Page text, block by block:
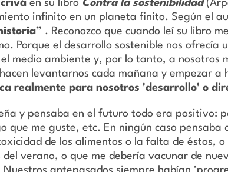
en su libro Contra la sostenibilidad
infinito en un planeta finito. Según el
. Reconozco que cuando leí su libro
Porque el desarrollo sostenible nos ofrecía
medio ambiente y, por lo tanto, a nosotros
levantarnos cada mañana y empezar a
realmente para nosotros 'desarrollo' o
y pensaba en el futuro todo era positivo:
me guste, etc. En ningún caso pensaba
de los alimentos o la falta de éstos,
verano, o que me debería vacunar de